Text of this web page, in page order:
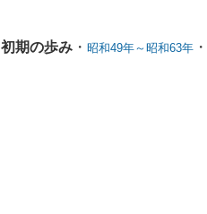
初期の歩み ・ 昭和49年～昭和63年 ・